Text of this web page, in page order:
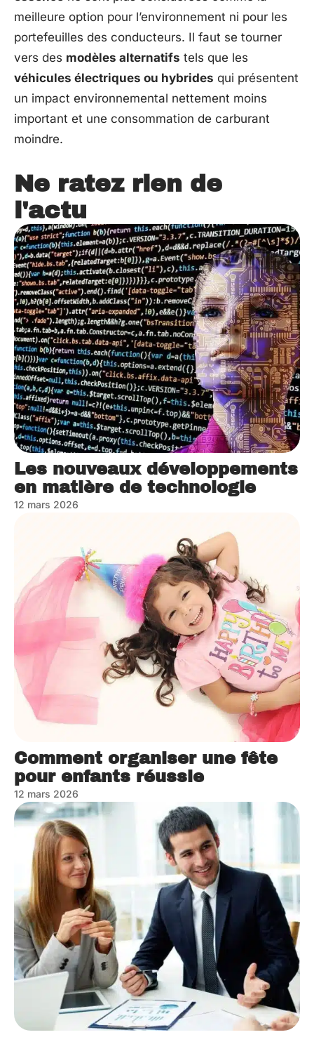
meilleure option pour l’environnement ni pour les
portefeuilles des conducteurs. Il faut se tourner
vers des modèles alternatifs tels que les
véhicules électriques ou hybrides qui présentent
un impact environnemental nettement moins
important et une consommation de carburant
moindre.
Ne ratez rien de
l'actu
Les nouveaux développements
en matière de technologie
12 mars 2026
Comment organiser une fête
pour enfants réussie
12 mars 2026